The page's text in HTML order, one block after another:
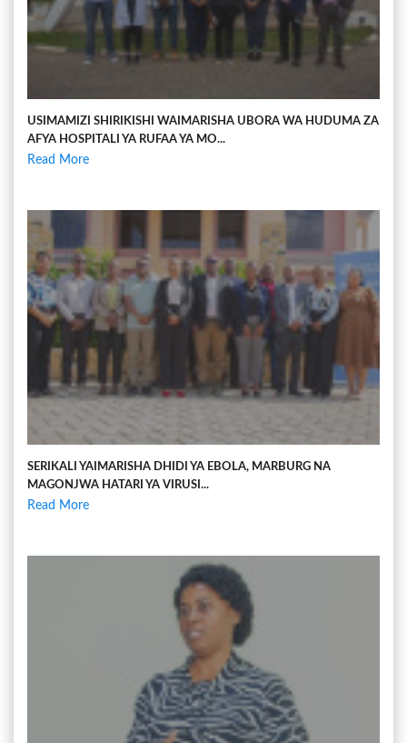
USIMAMIZI SHIRIKISHI WAIMARISHA UBORA WA HUDUMA ZA
AFYA HOSPITALI YA RUFAA YA MO...
Read More
SERIKALI YAIMARISHA DHIDI YA EBOLA, MARBURG NA
MAGONJWA HATARI YA VIRUSI...
Read More